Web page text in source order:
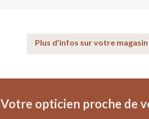
Plus d'infos sur votre magasin
Votre opticien proche de